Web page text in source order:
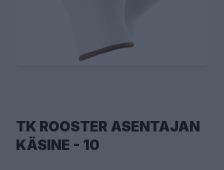
TK ROOSTER ASENTAJAN
KÄSINE - 10